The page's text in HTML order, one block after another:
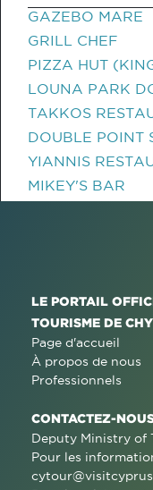
GAZEBO MARE
GRILL CHEF
PIZZA HUT
LOUNA PARK
TAKKOS
DOUBLE POINT
YIANNIS
MIKEY'S BAR
LE PORTAIL
TOURISME DE
Page d'accueil
À propos de nous
Professionnels
CONTACTEZ-
Deputy Ministry of
Pour les